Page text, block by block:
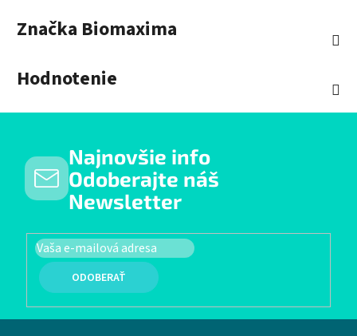
Značka Biomaxima
Hodnotenie
Najnovšie info
Odoberajte náš
Newsletter
PRIHLÁSIŤ SA